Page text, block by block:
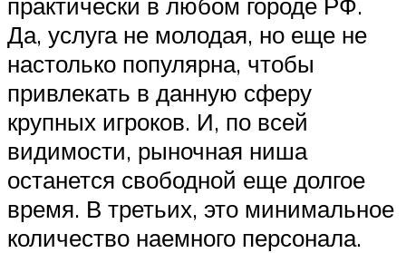
Да, услуга не молодая, но еще не
настолько популярна, чтобы
привлекать в данную сферу
крупных игроков. И, по всей
видимости, рыночная ниша
останется свободной еще долгое
время. В третьих, это минимальное
количество наемного персонала.